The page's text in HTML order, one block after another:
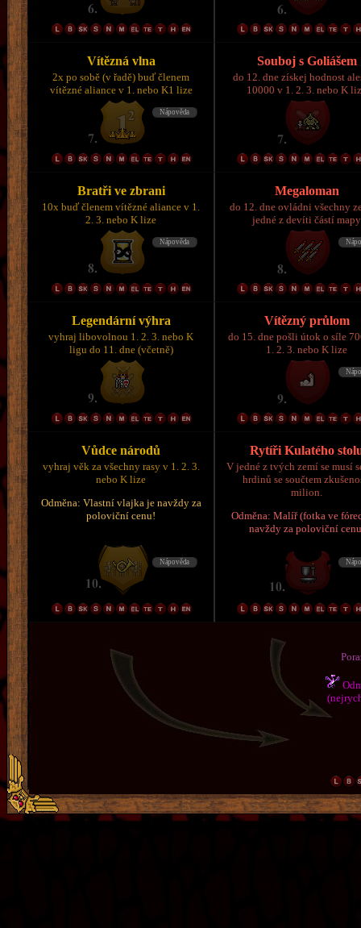
Vítězná vlna
2x po sobě (v řadě) buď členem
vítězné aliance v 1. nebo K1 lize
Souboj s Goliášem
do 12. dne získej hodnost
10000 v 1. 2. 3. nebo K
Bratři ve zbrani
10x buď členem vítězné aliance v 1.
2. 3. nebo K lize
Megaloman
do 12. dne ovládni všechny
jedné z devíti částí mapy
Legendární výhra
vyhraj libovolnou 1. 2. 3. nebo K
ligu do 11. dne (včetně)
Vítězný průlom
do 15. dne pošli útok o síle
1. 2. 3. nebo K lize
Vůdce národů
vyhraj věk za všechny rasy v 1. 2. 3.
nebo K lize
Odměna: Vlastní vlajka je navždy za
poloviční cenu!
Rytíři Kulatého
V jedné z tvých zemí se musí
hrdinů se součtem
milion.
Odměna: Malíř (fotka ve
navždy za poloviční